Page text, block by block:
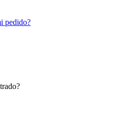
pedido?